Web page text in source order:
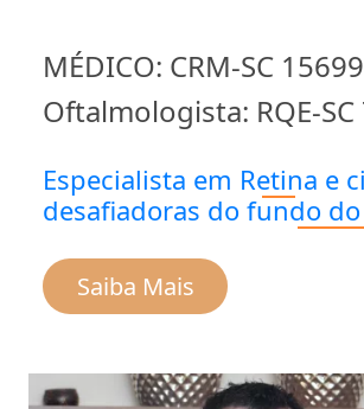
MÉDICO: CRM-SC 15699
Oftalmologista: RQE-SC
Especialista em Retina e
desafiadoras do fundo
Saiba Mais